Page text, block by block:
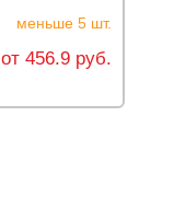
меньше 5 шт.
от 456.9 руб.